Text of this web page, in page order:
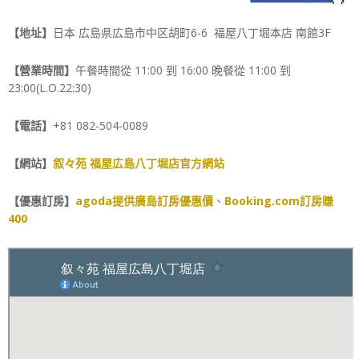
【地址】 日本 広島県広島市中区胡町6-6 福屋八丁堀本店 南館3F
【營業時間】 午餐時間從 11:00 到 16:00 晚餐從 11:00 到
23:00(L.O.22:30)
【電話】 +81 082-504-0089
【網站】 叙々苑 福屋広島八丁堀店官方網站
【優惠訂房】 agoda提供廣島訂房優惠價 、 Booking.com訂房賺
400